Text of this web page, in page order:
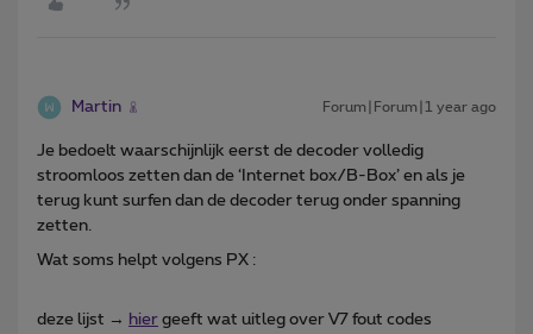
Martin Forum|Forum|1 year ago
Je bedoelt waarschijnlijk eerst de decoder volledig
stroomloos zetten dan de ‘Internet box/B-Box’ en als je
terug kunt surfen dan de decoder terug onder spanning
zetten.
Wat soms helpt volgens PX :
deze lijst → hier geeft wat uitleg over V7 fout codes